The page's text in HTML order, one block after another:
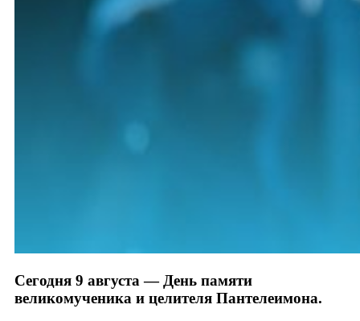
Сегодня 9 августа — День памяти
великомученика и целителя Пантелеимона.